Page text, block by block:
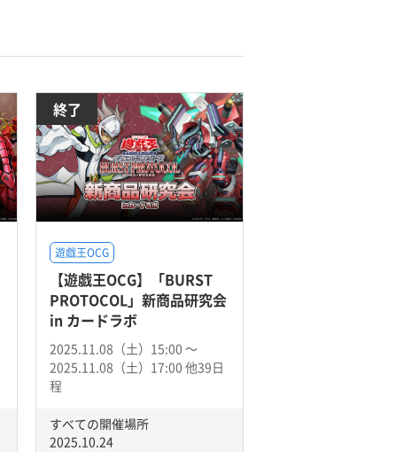
終了
遊戯王OCG
【遊戯王OCG】「BURST
PROTOCOL」新商品研究会
in カードラボ
2025.11.08（土）15:00 〜
2025.11.08（土）17:00 他39日
程
すべての開催場所
2025.10.24